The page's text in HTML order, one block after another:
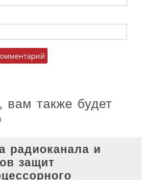
вам также будет
радиоканала и
защит